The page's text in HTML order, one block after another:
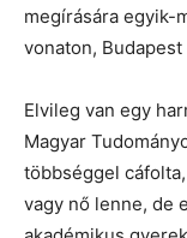
megírására egyik-
vonaton,
Elvileg van egy
Magyar
többséggel
vagy nő lenne, de